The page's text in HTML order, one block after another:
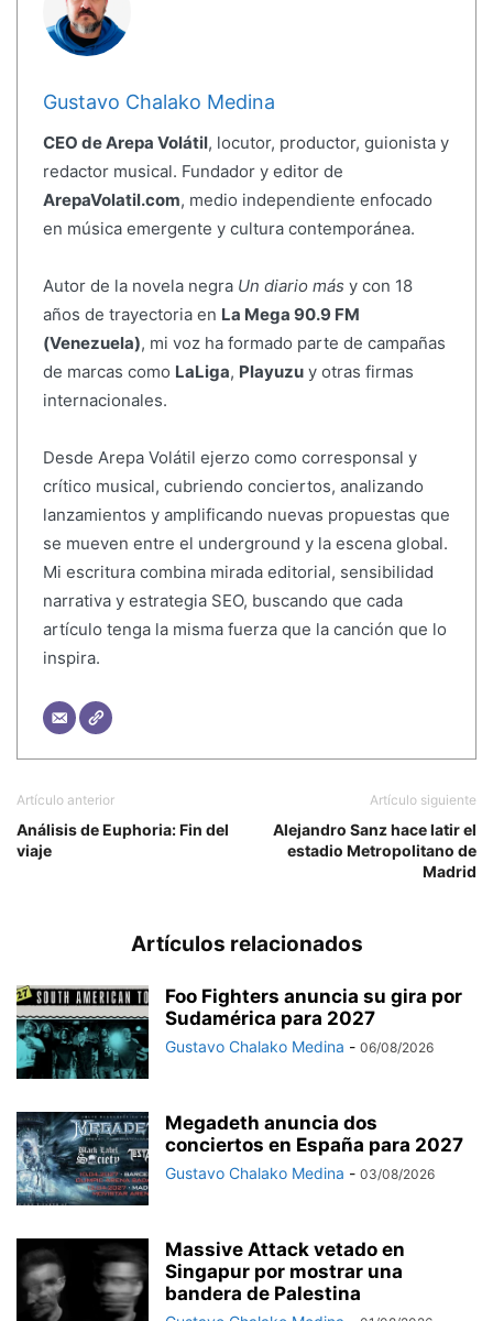
Gustavo Chalako Medina
CEO de Arepa Volátil, locutor, productor, guionista y
redactor musical. Fundador y editor de
ArepaVolatil.com, medio independiente enfocado
en música emergente y cultura contemporánea.
Autor de la novela negra Un diario más y con 18
años de trayectoria en La Mega 90.9 FM
(Venezuela), mi voz ha formado parte de campañas
de marcas como LaLiga, Playuzuy otras firmas
internacionales.
Desde Arepa Volátil ejerzo como corresponsal y
crítico musical, cubriendo conciertos, analizando
lanzamientos y amplificando nuevas propuestas que
se mueven entre el underground y la escena global.
Mi escritura combina mirada editorial, sensibilidad
narrativa y estrategia SEO, buscando que cada
artículo tenga la misma fuerza que la canción que lo
inspira.
Artículo anterior
Análisis de Euphoria: Fin del
viaje
Artículo siguiente
Alejandro Sanz hace latir el
estadio Metropolitano de
Madrid
Artículos relacionados
Foo Fighters anuncia su gira por
Sudamérica para 2027
Gustavo Chalako Medina - 06/08/2026
Megadeth anuncia dos
conciertos en España para 2027
Gustavo Chalako Medina - 03/08/2026
Massive Attack vetado en
Singapur por mostrar una
bandera de Palestina